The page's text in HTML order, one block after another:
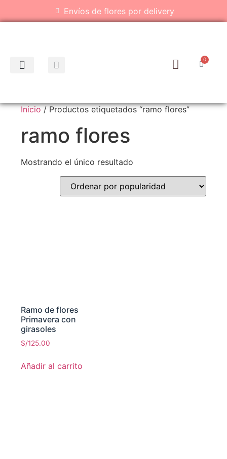
Envíos de flores por delivery
0
Inicio/ Productos etiquetados “ramo flores”
ramo flores
Mostrando el único resultado
Ramo de flores
Primavera con
girasoles
S/125.00
Añadir al carrito